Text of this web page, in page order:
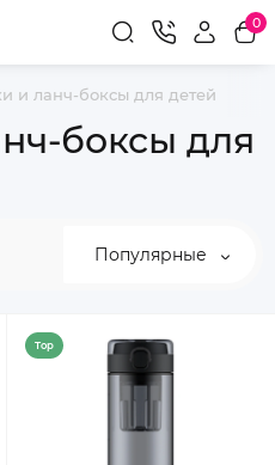
0
и ланч-боксы для детей
боксы для
Популярные
Top